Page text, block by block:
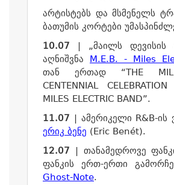
არტისტებს და მსმენელს
ბათუმის კორტები
10.07 | „მაილს დევისის
აღნიშვნა M.E.B. - Miles
თან ერთად “THE
CENTENNIAL
MILES ELECTRIC BAND”.
11.07 | ამერიკელი R&B-ის
ერიკ ბენე (Eric Benét).
12.07 | თანამედროვე
ფანკის ერთ-ერთი
Ghost-Note.